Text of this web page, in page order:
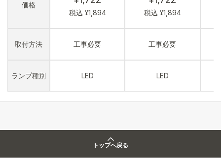
価格
取付方法
ランプ種別
税込 ¥1,894
工事必要
LED
税込 ¥1,894
工事必要
LED
トップへ戻る